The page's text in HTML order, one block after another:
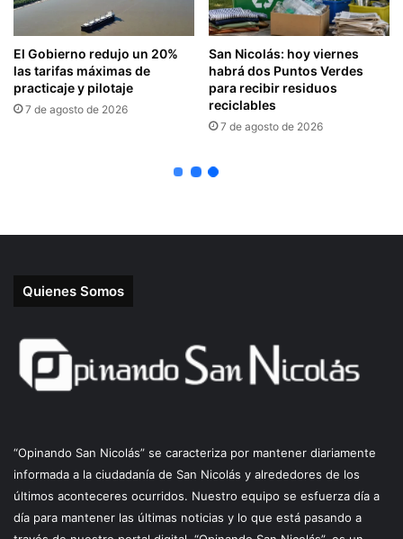
Quienes Somos
“Opinando San Nicolás” se caracteriza por mantener diariamente
informada a la ciudadanía de San Nicolás y alrededores de los
últimos aconteceres ocurridos. Nuestro equipo se esfuerza día a
día para mantener las últimas noticias y lo que está pasando a